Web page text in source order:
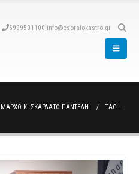
6999501100|info@esoraiokastro.gr
Κ. ΣΚΑΡΛΆΤΟ ΠΑΝΤΕΛΉ
TAG -